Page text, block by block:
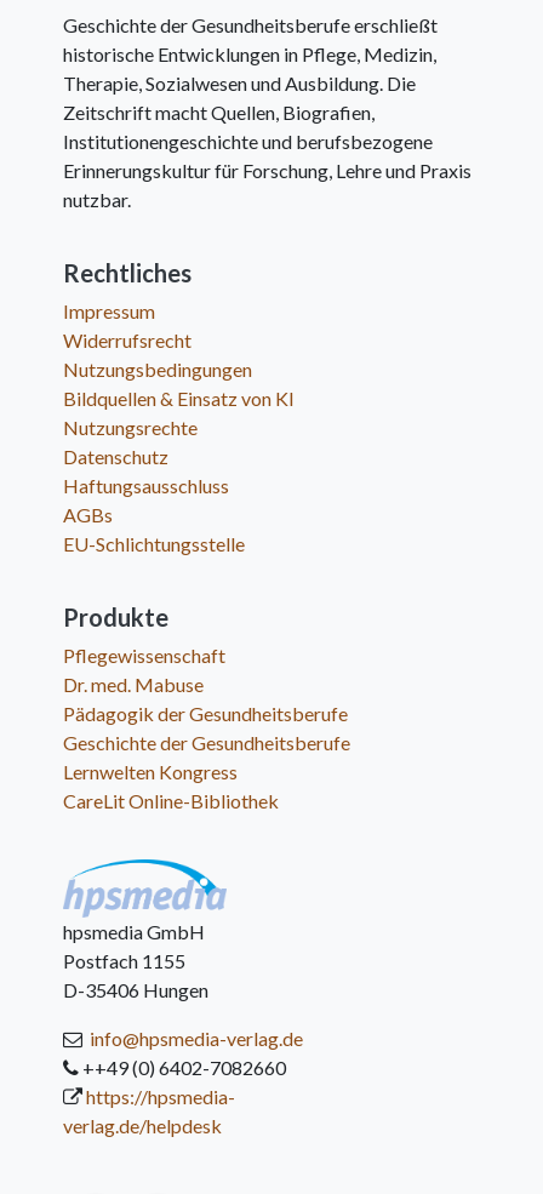
Geschichte der Gesundheitsberufe erschließt
historische Entwicklungen in Pflege, Medizin,
Therapie, Sozialwesen und Ausbildung. Die
Zeitschrift macht Quellen, Biografien,
Institutionengeschichte und berufsbezogene
Erinnerungskultur für Forschung, Lehre und Praxis
nutzbar.
Rechtliches
Impressum
Widerrufsrecht
Nutzungsbedingungen
Bildquellen & Einsatz von KI
Nutzungsrechte
Datenschutz
Haftungsausschluss
AGBs
EU-Schlichtungsstelle
Produkte
Pflegewissenschaft
Dr. med. Mabuse
Pädagogik der Gesundheitsberufe
Geschichte der Gesundheitsberufe
Lernwelten Kongress
CareLit Online-Bibliothek
hpsmedia GmbH
Postfach 1155
D-35406 Hungen
info@hpsmedia-verlag.de
++49 (0) 6402-7082660
https://hpsmedia-
verlag.de/helpdesk